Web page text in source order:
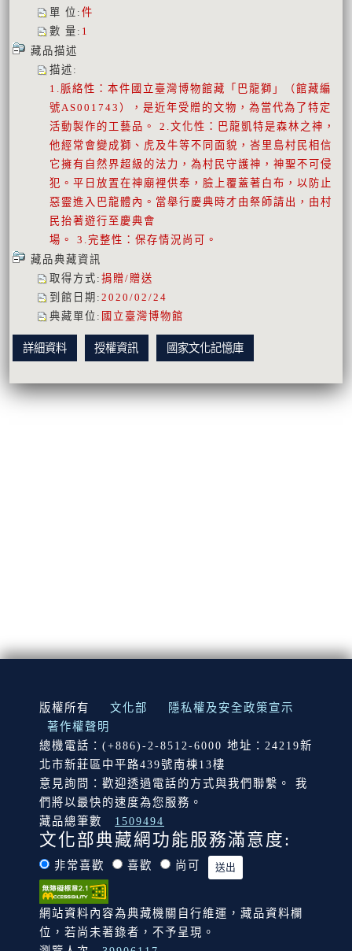
單 位 : 件
數 量 : 1
藏品描述
描述 :
1.脈絡性：本件國立臺灣博物館藏「巴龍獅」（館藏編
號AS001743），是近年受贈的文物，為當代為了特定
活動製作的工藝品。 2.文化性：巴龍凱特是森林之神，
他經常會變成獅、虎及牛等不同面貌，峇里島村民相信
它擁有自然界超級的法力，為村民守護神，神聖不可侵
犯。平日放置在神廟裡供奉，臉上覆蓋著白布，以防止
惡靈進入巴龍體內。當舉行慶典時才由祭師請出，由村
民抬著遊行至慶典會
場。 3.完整性：保存情況尚可。
藏品典藏資訊
取得方式 : 捐贈/贈送
到館日期 : 2020/02/24
典藏單位 : 國立臺灣博物館
詳細資料 授權資訊 國家文化記憶庫
:::
版權所有 文化部
隱私權及安全政策宣示
著作權聲明
總機電話：(+886)-2-8512-6000 地址：24219新
北市新莊區中平路439號南棟13樓
意見詢問：歡迎透過電話的方式與我們聯繫。 我
們將以最快的速度為您服務。
藏品總筆數
1509494
文化部典藏網功能服務滿意度:
非常喜歡 喜歡 尚可
網站資料內容為典藏機關自行維運，藏品資料欄
位，若尚未著錄者，不予呈現。